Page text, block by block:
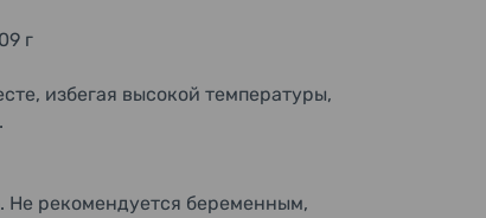
г
избегая высокой температуры,
Не рекомендуется беременным,